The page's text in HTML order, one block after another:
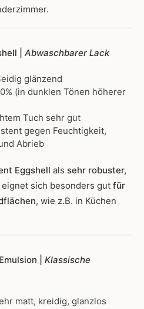
| Abwaschbarer Lack
glänzend
(in dunklen Tönen höherer
Tuch sehr gut
gegen Feuchtigkeit,
Abrieb
Eggshell als sehr robuster,
eignet sich besonders gut für
, wie z.B. in Küchen
| Klassische
matt, kreidig, glanzlos